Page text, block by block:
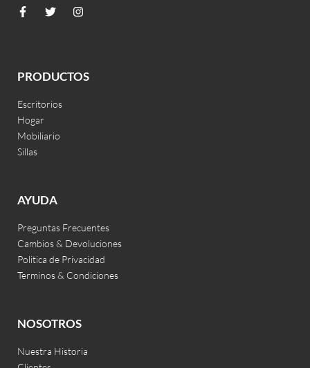
PRODUCTOS
Escritorios
Hogar
Mobiliario
Sillas
AYUDA
Preguntas Frecuentes
Cambios & Devoluciones
Politica de Privacidad
Terminos & Condiciones
NOSOTROS
Nuestra Historia